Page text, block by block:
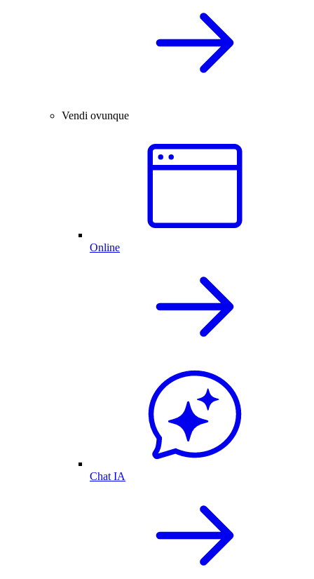
Vendi ovunque
Online
Chat IA